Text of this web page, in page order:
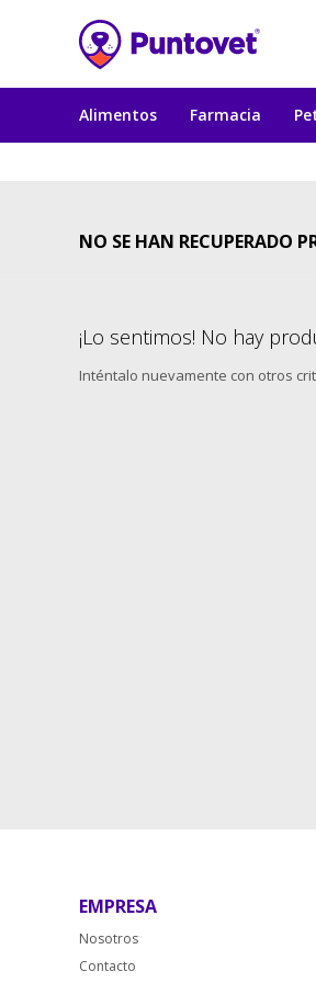
Alimentos Farmacia
NO SE HAN RECUPERADO
¡Lo sentimos! No hay
Inténtalo nuevamente con otros
EMPRESA
Nosotros
Contacto